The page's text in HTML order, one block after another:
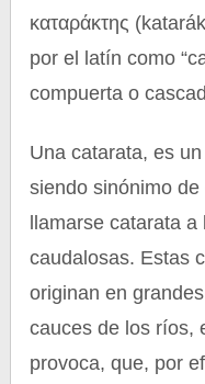
καταράκτης
por el latín como
compuerta o
Una catarata, es
siendo sinónimo
llamarse catarata
caudalosas. Estas
originan en
cauces de los ríos,
provoca, que, por